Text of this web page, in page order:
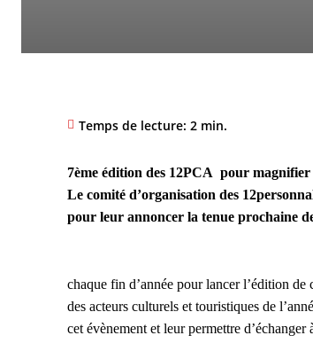
Temps de lecture: 2 min.
7ème édition des 12PCA pour magnifier
Le comité d’organisation des
pour leur annoncer la tenue prochaine
chaque fin d’année pour lancer l’édition de
des acteurs culturels et touristiques de
cet évènement et leur permettre